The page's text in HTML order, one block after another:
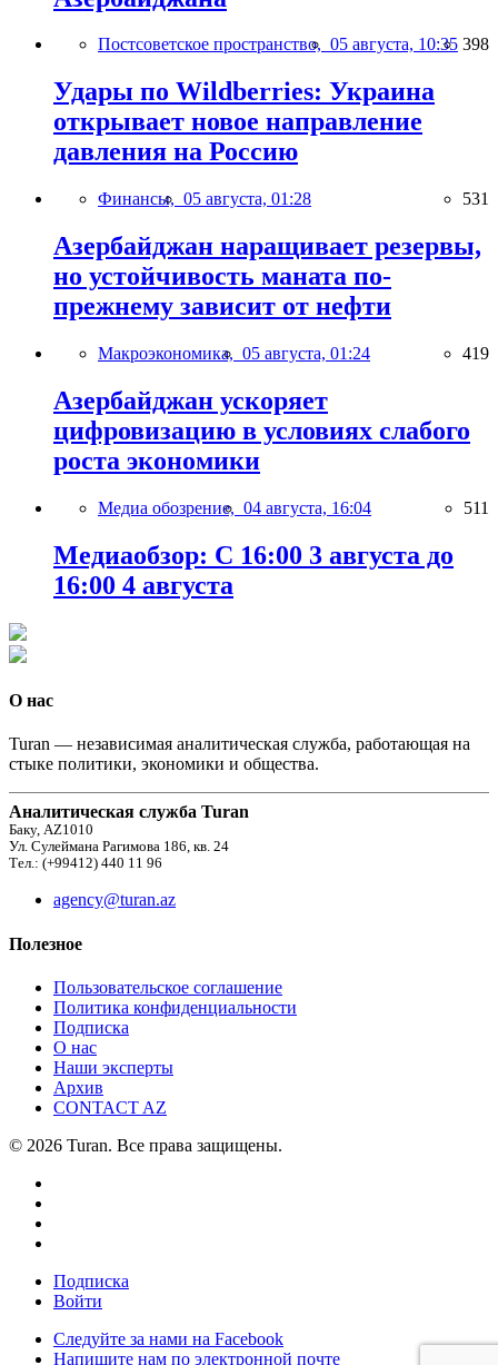
Постсоветское пространство, 05 августа, 10:35 398
Удары по Wildberries: Украина
открывает новое направление
давления на Россию
Финансы, 05 августа, 01:28 531
Азербайджан наращивает резервы,
но устойчивость маната по-
прежнему зависит от нефти
Макроэкономика, 05 августа, 01:24 419
Азербайджан ускоряет
цифровизацию в условиях слабого
роста экономики
Медиа обозрение, 04 августа, 16:04 511
Медиаобзор: С 16:00 3 августа до
16:00 4 августа
О нас
Turan — независимая аналитическая служба, работающая на
стыке политики, экономики и общества.
Аналитическая служба Turan
Баку, AZ1010
Ул. Сулеймана Рагимова 186, кв. 24
Тел.: (+99412) 440 11 96
agency@turan.az
Полезное
Пользовательское соглашение
Политика конфиденциальности
Подписка
О нас
Наши эксперты
Архив
CONTACT AZ
© 2026 Turan. Все права защищены.
Подписка
Войти
Следуйте за нами на Facebook
Напишите нам по электронной почте